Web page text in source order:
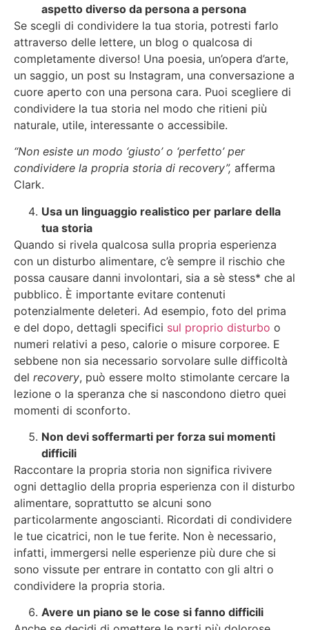
aspetto diverso da persona a persona
Se scegli di condividere la tua storia, potresti farlo
attraverso delle lettere, un blog o qualcosa di
completamente diverso! Una poesia, un’opera d’arte,
un saggio, un post su Instagram, una conversazione a
cuore aperto con una persona cara. Puoi scegliere di
condividere la tua storia nel modo che ritieni più
naturale, utile, interessante o accessibile.
“Non esiste un modo ‘giusto’ o ‘perfetto’ per
condividere la propria storia di recovery”, afferma
Clark.
Usa un linguaggio realistico per parlare della
tua storia
Quando si rivela qualcosa sulla propria esperienza
con un disturbo alimentare, c’è sempre il rischio che
possa causare danni involontari, sia a sè stess* che al
pubblico. È importante evitare contenuti
potenzialmente deleteri. Ad esempio, foto del prima
e del dopo, dettagli specifici sul proprio disturbo o
numeri relativi a peso, calorie o misure corporee. E
sebbene non sia necessario sorvolare sulle difficoltà
del recovery, può essere molto stimolante cercare la
lezione o la speranza che si nascondono dietro quei
momenti di sconforto.
Non devi soffermarti per forza sui momenti
difficili
Raccontare la propria storia non significa rivivere
ogni dettaglio della propria esperienza con il disturbo
alimentare, soprattutto se alcuni sono
particolarmente angoscianti. Ricordati di condividere
le tue cicatrici, non le tue ferite. Non è necessario,
infatti, immergersi nelle esperienze più dure che si
sono vissute per entrare in contatto con gli altri o
condividere la propria storia.
Avere un piano se le cose si fanno difficili